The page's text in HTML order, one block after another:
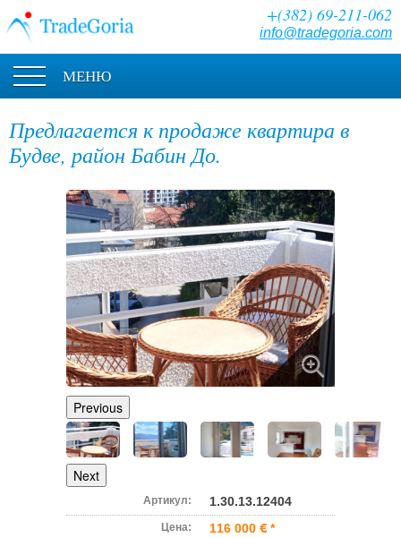
+(382) 69-211-062
info@tradegoria.com
МЕНЮ
Предлагается к продаже квартира в
Будве, район Бабин До.
Previous
Next
Артикул: 1.30.13.12404
Цена: 116 000 *